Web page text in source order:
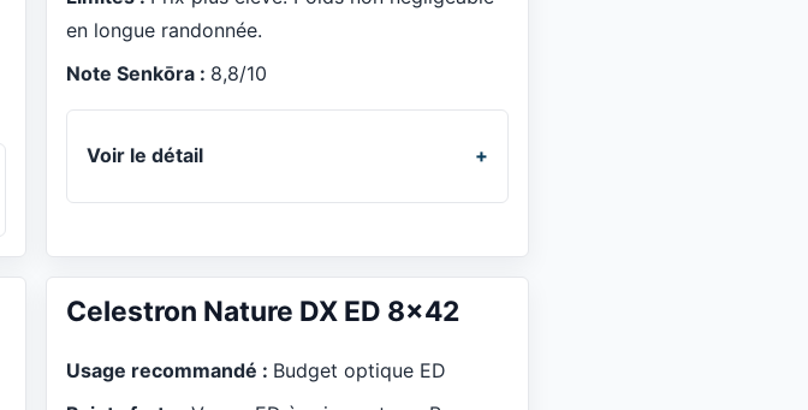
en longue randonnée.
Note Senkōra : 8,8/10
Voir le détail
Celestron Nature DX ED 8x42
Usage recommandé : Budget optique ED